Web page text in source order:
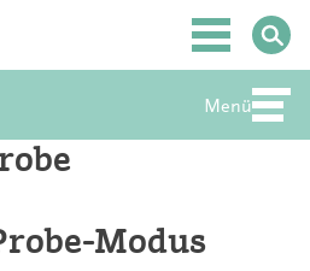
Hauptmenü
Menü
Modus